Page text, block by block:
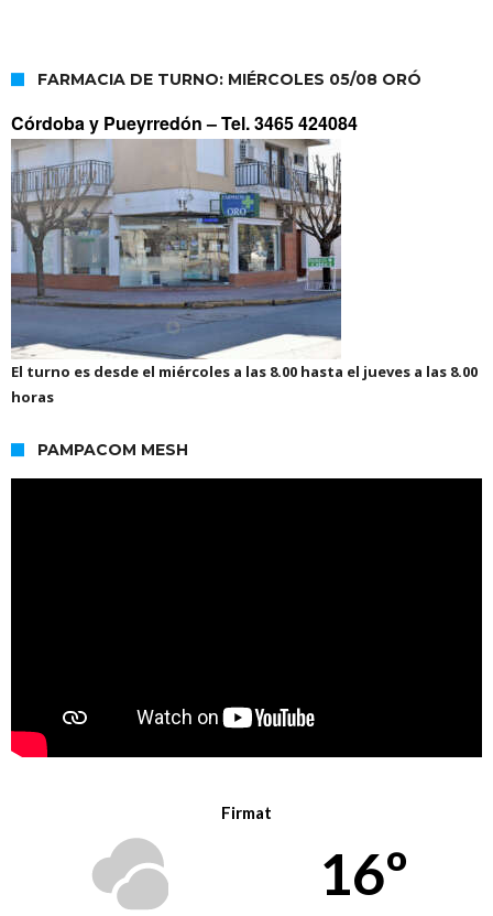
FARMACIA DE TURNO: MIÉRCOLES 05/08 ORÓ
Córdoba y Pueyrredón –Tel. 3465 424084
El turno es desde el miércoles a las 8.00 hasta el jueves a las 8.00
horas
PAMPACOM MESH
Firmat
16º